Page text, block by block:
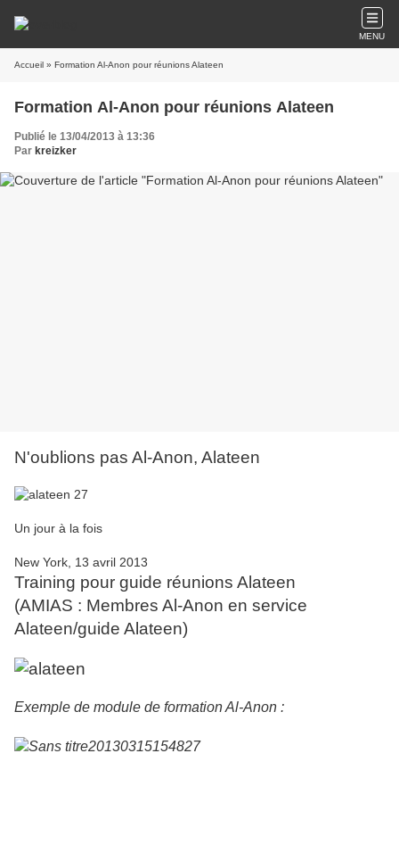
MENU
Accueil » Formation Al-Anon pour réunions Alateen
Formation Al-Anon pour réunions Alateen
Publié le 13/04/2013 à 13:36
Par kreizker
N'oublions pas Al-Anon, Alateen
Un jour à la fois
New York, 13 avril 2013
Training pour guide réunions Alateen
(AMIAS : Membres Al-Anon en service
Alateen/guide Alateen)
Exemple de module de formation Al-Anon :